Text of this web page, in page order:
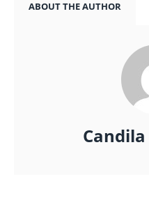
ABOUT THE AUTHOR